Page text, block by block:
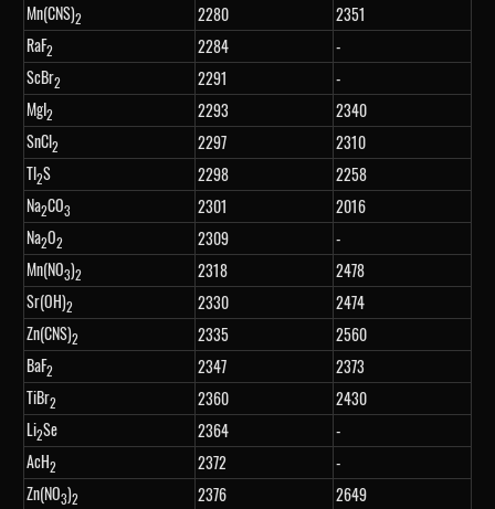
Mn(CNS)2 2280
2351
RaF2 2284
-
ScBr2 2291
-
MgI2 2293
2340
SnCl2 2297
2310
Tl2S 2298
2258
Na2CO3 2301
2016
Na2O2 2309
-
Mn(NO3)2 2318
2478
Sr(OH)2 2330
2474
Zn(CNS)2 2335
2560
BaF2 2347
2373
TiBr2 2360
2430
Li2Se 2364
-
AcH2 2372
-
Zn(NO3)2 2376
2649